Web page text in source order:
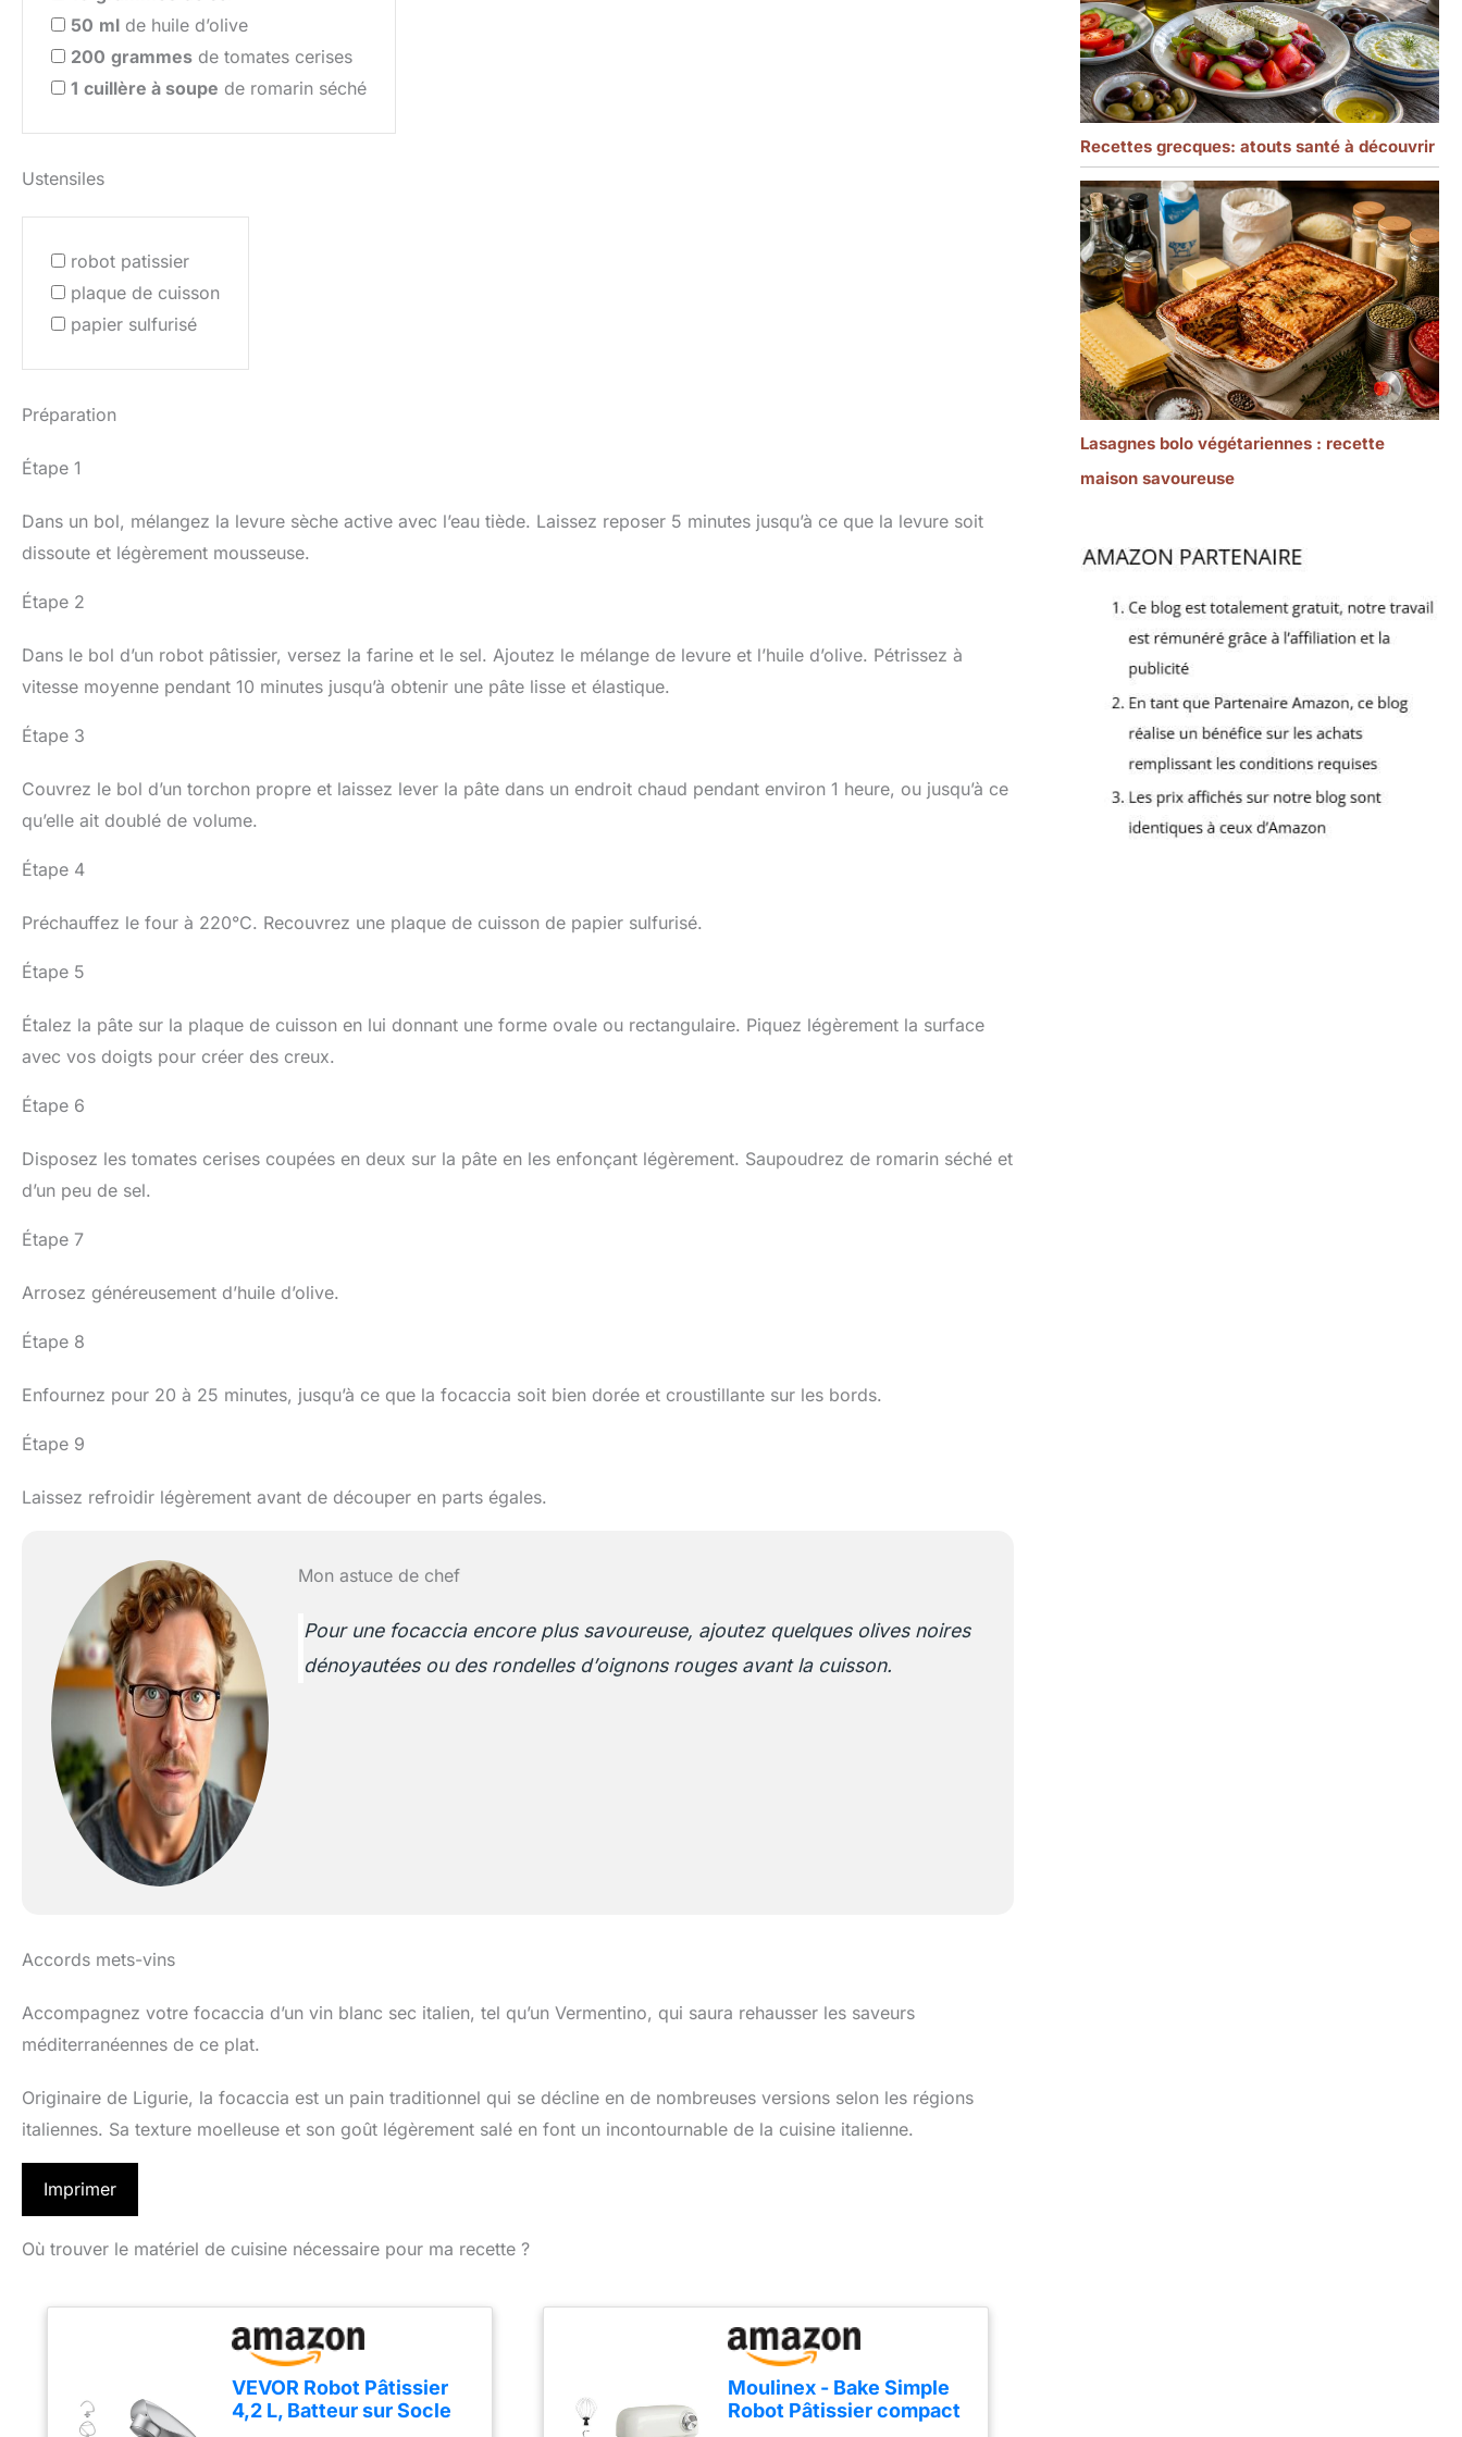
50 ml de huile d’olive
200 grammes de tomates cerises
1 cuillère à soupe de romarin séché
Ustensiles
robot patissier
plaque de cuisson
papier sulfurisé
Préparation
Étape 1
Dans un bol, mélangez la levure sèche active avec l’eau tiède. Laissez reposer 5 minutes jusqu’à ce que la levure soit
dissoute et légèrement mousseuse.
Étape 2
Dans le bol d’un robot pâtissier, versez la farine et le sel. Ajoutez le mélange de levure et l’huile d’olive. Pétrissez à
vitesse moyenne pendant 10 minutes jusqu’à obtenir une pâte lisse et élastique.
Étape 3
Couvrez le bol d’un torchon propre et laissez lever la pâte dans un endroit chaud pendant environ 1 heure, ou jusqu’à ce
qu’elle ait doublé de volume.
Étape 4
Préchauffez le four à 220°C. Recouvrez une plaque de cuisson de papier sulfurisé.
Étape 5
Étalez la pâte sur la plaque de cuisson en lui donnant une forme ovale ou rectangulaire. Piquez légèrement la surface
avec vos doigts pour créer des creux.
Étape 6
Disposez les tomates cerises coupées en deux sur la pâte en les enfonçant légèrement. Saupoudrez de romarin séché et
d’un peu de sel.
Étape 7
Arrosez généreusement d’huile d’olive.
Étape 8
Enfournez pour 20 à 25 minutes, jusqu’à ce que la focaccia soit bien dorée et croustillante sur les bords.
Étape 9
Laissez refroidir légèrement avant de découper en parts égales.
Mon astuce de chef
Pour une focaccia encore plus savoureuse, ajoutez quelques olives noires
dénoyautées ou des rondelles d’oignons rouges avant la cuisson.
Accords mets-vins
Accompagnez votre focaccia d’un vin blanc sec italien, tel qu’un Vermentino, qui saura rehausser les saveurs
méditerranéennes de ce plat.
Originaire de Ligurie, la focaccia est un pain traditionnel qui se décline en de nombreuses versions selon les régions
italiennes. Sa texture moelleuse et son goût légèrement salé en font un incontournable de la cuisine italienne.
Imprimer
Où trouver le matériel de cuisine nécessaire pour ma recette ?
VEVOR Robot Pâtissier
4,2 L, Batteur sur Socle
Moulinex - Bake Simple
Robot Pâtissier compact
Recettes grecques: atouts santé à découvrir
Lasagnes bolo végétariennes : recette
maison savoureuse